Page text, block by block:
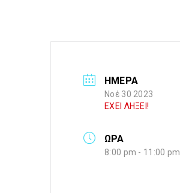
ΗΜΕΡΑ
Νοέ 30 2023
ΕΧΕΙ ΛΗΞΕΙ!
ΩΡΑ
8:00 pm - 11:00 pm